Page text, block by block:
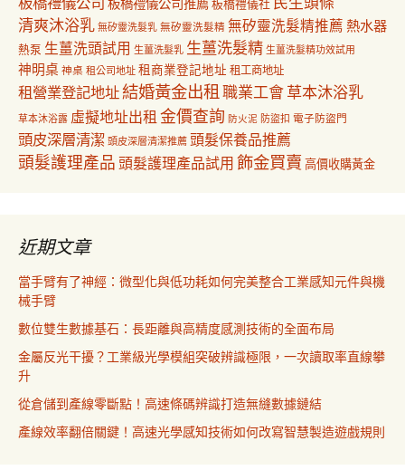
板橋禮儀公司推薦板橋禮儀社
清爽沐浴乳 無矽靈洗髮乳 無矽靈洗髮精 無矽靈洗髮精推薦 熱水器
熱泵 生薑洗頭試用 生薑洗髮乳 生薑洗髮精 生薑洗髮精功效試用
神明桌 神桌 租公司地址 租商業登記地址 租工商地址
租營業登記地址結婚黃金出租職業工會草本沐浴乳
草本沐浴露 虛擬地址出租 金價查詢 防火泥 防盜扣 電子防盜門
頭皮深層清潔 頭皮深層清潔推薦 頭髮保養品推薦
頭髮護理產品 頭髮護理產品試用 飾金買賣 高價收購黃金
近期文章
當手臂有了神經：微型化與低功耗如何完美整合工業感知元件與機
械手臂
數位雙生數據基石：長距離與高精度感測技術的全面布局
金屬反光干擾？工業級光學模組突破辨識極限，一次讀取率直線攀
升
從倉儲到產線零斷點！高速條碼辨識打造無縫數據鏈結
產線效率翻倍關鍵！高速光學感知技術如何改寫智慧製造遊戲規則